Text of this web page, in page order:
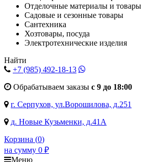
Отделочные материалы и товары
Садовые и сезонные товары
Сантехника
Хозтовары, посуда
Электротехнические изделия
Найти
+7 (985) 492-18-13
Обрабатываем заказы с 9 до 18:00
г. Серпухов, ул.Ворошилова, д.251
д. Новые Кузьменки, д.41А
Корзина (0)
на сумму 0 ₽
Меню